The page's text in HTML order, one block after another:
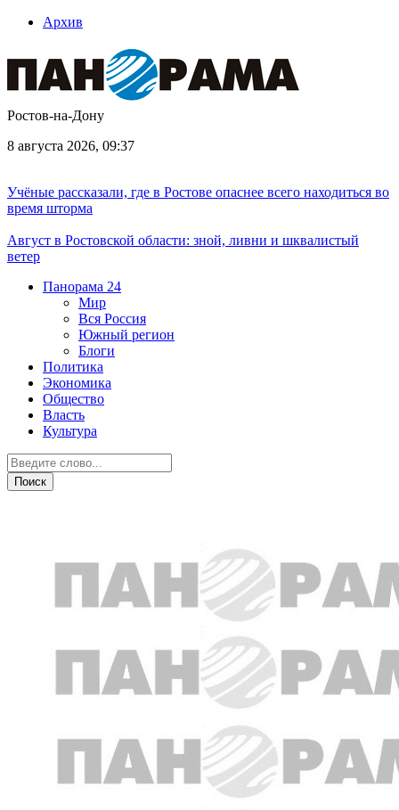
Архив
Ростов-на-Дону
8 августа 2026, 09:37
Учёные рассказали, где в Ростове опаснее всего находиться во
время шторма
Август в Ростовской области: зной, ливни и шквалистый
ветер
Панорама 24
Мир
Вся Россия
Южный регион
Блоги
Политика
Экономика
Общество
Власть
Культура